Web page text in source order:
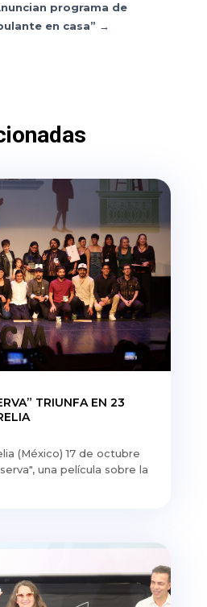
programa de
en casa” →
TRIUNFA EN 23
(México) 17 de octubre
una película sobre la